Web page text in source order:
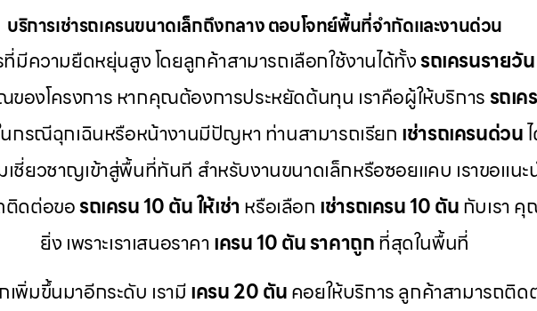
บริการเช่ารถเครนขนาดเล็กถึงกลาง ตอบโจทย์พื้นที่จำกัดและงานด่วน
มีความยืดหยุ่นสูง โดยลูกค้าสามารถเลือกใช้งานได้ทั้งรถเครนรายวัน
องโครงการ หากคุณต้องการประหยัดต้นทุน เราคือผู้ให้บริการรถเ
รณีฉุกเฉินหรือหน้างานมีปัญหา ท่านสามารถเรียก เช่ารถเครนด่วน
ชี่ยวชาญเข้าสู่พื้นที่ทันที สำหรับงานขนาดเล็กหรือซอยแคบ เราขอแนะ
ติดต่อขอรถเครน 10 ตัน ให้เช่าหรือเลือก เช่ารถเครน 10 ตันกับเรา
ยิ่ง เพราะเราเสนอราคาเครน 10 ตัน ราคาถูกที่สุดในพื้นที่
พิ่มขึ้นมาอีกระดับ เรามีเครน 20 ตันคอยให้บริการ ลูกค้าสามารถติ